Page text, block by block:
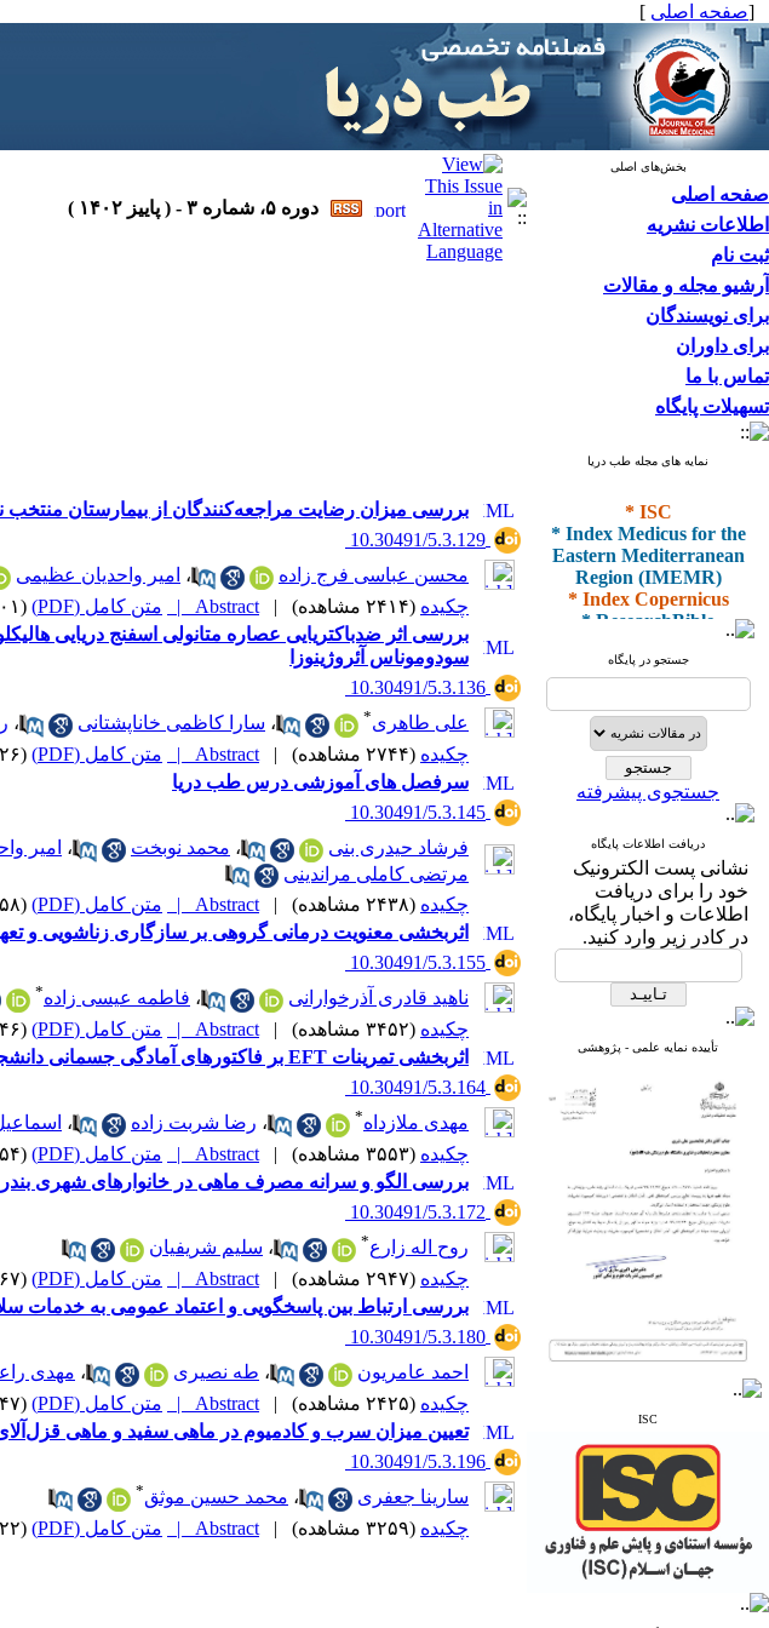
[صفحه اصلی ]
بخش‌های اصلی
صفحه اصلی
اطلاعات نشریه
ثبت نام
آرشیو مجله و مقالات
برای نویسندگان
برای داوران
تماس با ما
تسهیلات پایگاه
نمایه های مجله طب دریا
* ISC
* Index Medicus for the
Eastern Mediterranean
Region (IMEMR)
* Index Copernicus
* ResearchBible
* I2OR
* ROAD
* Scientific Indexing
Services
* SID
* Magiran
* Google Scholar
و دارای رتبه علمی
پژوهشی
از کمیسیون نشریات
وزارت بهداشت و درمان
* Index Medicus for the
Region (IMEMR)
* Index Copernicus
* ResearchBible
* J-Gate
* I2OR
* ROAD
* CiteFactor
* Scientific Indexing
Services
* Google Scholar
از کمیسیون نشریات
وزارت بهداشت و درمان
جستجو در پایگاه
جستجوی پیشرفته
دریافت اطلاعات پایگاه
نشانی پست الکترونیک
خود را برای دریافت
اطلاعات و اخبار پایگاه،
در کادر زیر وارد کنید.
تأییده نمایه علمی - پژوهشی
ISC
دوره ۵، شماره ۳ - ( پاییز ۱۴۰۲ )
بررسی میزان رضایت مراجعه‌کنندگان از بیمارستان منتخب
‎ 10.30491/5.3.129
محسن عباسی فرج زاده
، امیر واحدیان عظیمی
چکیده (۲۴۱۴ مشاهده) |
Abstract | متن کامل (PDF)
(۱۵۰۱ دریافت)
بررسی اثر ضدباکتریایی عصاره متانولی اسفنج دریایی
سودوموناس آئروژینوزا
‎ 10.30491/5.3.136
علی طاهری* ، سارا کاظمی خاناپشتانی ،
چکیده (۲۷۴۴ مشاهده) |
Abstract | متن کامل (PDF)
(۱۶۲۶ دریافت)
سرفصل های آموزشی درس طب دریا
‎ 10.30491/5.3.145
فرشاد حیدری بنی
، محمد نوبخت ، امیر
مرتضی کاملی مراندینی
چکیده (۲۴۳۸ مشاهده) |
Abstract | متن کامل (PDF)
(۱۰۵۸ دریافت)
اثربخشی معنویت درمانی گروهی بر سازگاری زناشویی و
‎ 10.30491/5.3.155
ناهید قادری آذرخوارانی
، فاطمه عیسی زاده*
چکیده (۳۴۵۲ مشاهده) |
Abstract | متن کامل (PDF)
(۲۲۴۶ دریافت)
اثربخشی تمرینات EFT بر فاکتورهای آمادگی جسمانی دانشجویان دانشگاه افسری امام علی (ع)
‎ 10.30491/5.3.164
مهدی ملازداه* ، رضا شربت زاده ،
چکیده (۳۵۵۳ مشاهده) |
Abstract | متن کامل (PDF)
(۱۷۵۴ دریافت)
بررسی الگو و سرانه مصرف ماهی در خانوارهای شهری بندر
‎ 10.30491/5.3.172
روح اله زارع* ، سلیم شریفیان
چکیده (۲۹۴۷ مشاهده) |
Abstract | متن کامل (PDF)
(۱۹۶۷ دریافت)
بررسی ارتباط بین پاسخگویی و اعتماد عمومی به خدمات
‎ 10.30491/5.3.180
احمد عامریون
، طه نصیری ، مهدی
چکیده (۲۴۲۵ مشاهده) |
Abstract | متن کامل (PDF)
(۱۶۴۷ دریافت)
تعیین میزان سرب و کادمیوم در ماهی سفید و ماهی
‎ 10.30491/5.3.196
سارینا جعفری
، محمد حسین موثق*
چکیده (۳۲۵۹ مشاهده) |
Abstract | متن کامل (PDF)
(۲۰۲۲ دریافت)